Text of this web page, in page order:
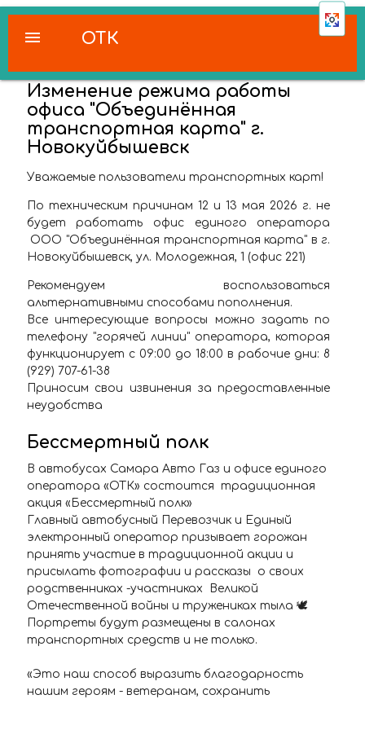
ОТК
menu
Изменение режима работы
офиса "Объединённая
транспортная карта" г.
Новокуйбышевск
Уважаемые пользователи транспортных карт!
По техническим причинам 12 и 13 мая 2026 г. не
будет работать офис единого оператора
ООО "Объединённая транспортная карта" в г.
Новокуйбышевск, ул. Молодежная, 1 (офис 221)
Рекомендуем воспользоваться
альтернативными способами пополнения.
Все интересующие вопросы можно задать по
телефону "горячей линии" оператора, которая
функционирует с 09:00 до 18:00 в рабочие дни: 8
(929) 707-61-38
Приносим свои извинения за предоставленные
неудобства
Бессмертный полк
В автобусах Самара Авто Газ и офисе единого
оператора «ОТК» состоится традиционная
акция «Бессмертный полк»
Главный автобусный Перевозчик и Единый
электронный оператор призывает горожан
принять участие в традиционной акции и
присылать фотографии и рассказы о своих
родственниках -участниках Великой
Отечественной войны и тружениках тыла 🕊
Портреты будут размещены в салонах
транспортных средств и не только.
«Это наш способ выразить благодарность
нашим героям - ветеранам, сохранить